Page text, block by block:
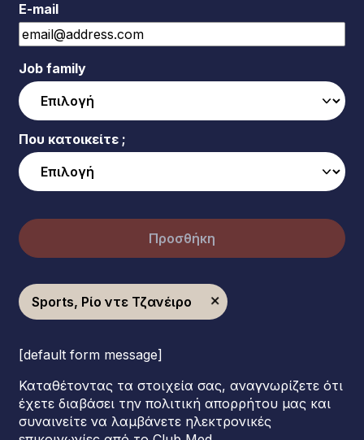
E-mail
Job family
Που κατοικείτε ;
Προσθήκη
Sports, Ρίο ντε Τζανέιρο
[default form message]
Καταθέτοντας τα στοιχεία σας, αναγνωρίζετε ότι
έχετε διαβάσει την πολιτική απορρήτου μας και
συναινείτε να λαμβάνετε ηλεκτρονικές